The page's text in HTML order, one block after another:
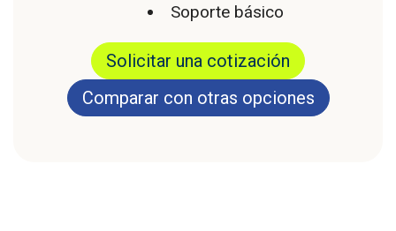
Soporte básico
Solicitar una cotización
Comparar con otras opciones